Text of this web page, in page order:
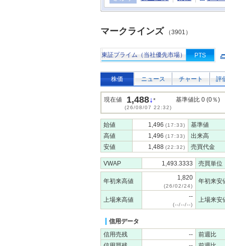
マークラインズ （3901）
東証プライム（当社優先市場） PTS
株価 ニュース チャート 評
現在値 1,488↓*
(26/08/07 22:32)
基準値比 0 (0％)
始値 1,496 (17:33)
基準値
高値
1,496 (17:33)
出来高
安値
1,488 (22:32) 売買代金
VWAP 1,493.3333 売買単位
年初来高値 1,820
(26/02/24)
年初来安
上場来高値 --
(--/--/--)
上場来安
信用データ
信用売残
--
前週比